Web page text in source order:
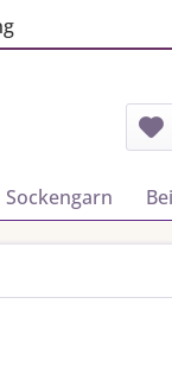
Sockengarn